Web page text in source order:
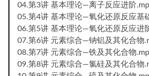
04.第3讲 基本理论—离子反应进阶
05.第4讲 基本理论—氧化还原反应基
06.第5讲 基本理论—氧化还原反应进
07.第6讲 元素综合—钠铝及其化合物
08.第7讲 元素综合—铁及其化合物
09.第8讲 元素综合—氯硅及其化合物